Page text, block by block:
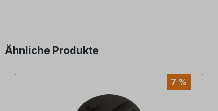
Ähnliche Produkte
7 %